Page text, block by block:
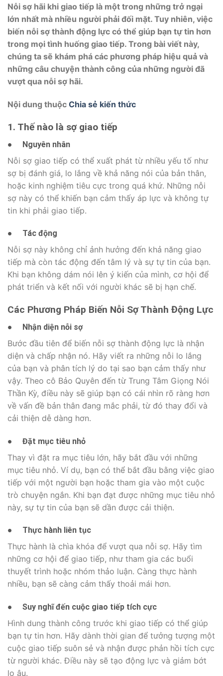
Nỗi sợ hãi khi giao tiếp là một trong những trở ngại
lớn nhất mà nhiều người phải đối mặt. Tuy nhiên, việc
biến nỗi sợ thành động lực có thể giúp bạn tự tin hơn
trong mọi tình huống giao tiếp. Trong bài viết này,
chúng ta sẽ khám phá các phương pháp hiệu quả và
những câu chuyện thành công của những người đã
vượt qua nỗi sợ hãi.
Nội dung thuộc Chia sẻ kiến thức
1. Thế nào là sợ giao tiếp
● Nguyên nhân
Nỗi sợ giao tiếp có thể xuất phát từ nhiều yếu tố như
sợ bị đánh giá, lo lắng về khả năng nói của bản thân,
hoặc kinh nghiệm tiêu cực trong quá khứ. Những nỗi
sợ này có thể khiến bạn cảm thấy áp lực và không tự
tin khi phải giao tiếp.
● Tác động
Nỗi sợ này không chỉ ảnh hưởng đến khả năng giao
tiếp mà còn tác động đến tâm lý và sự tự tin của bạn.
Khi bạn không dám nói lên ý kiến của mình, cơ hội để
phát triển và kết nối với người khác sẽ bị hạn chế.
Các Phương Pháp Biến Nỗi Sợ Thành Động Lực
● Nhận diện nỗi sợ
Bước đầu tiên để biến nỗi sợ thành động lực là nhận
diện và chấp nhận nó. Hãy viết ra những nỗi lo lắng
của bạn và phân tích lý do tại sao bạn cảm thấy như
vậy. Theo cô Bảo Quyên đến từ Trung Tâm Giọng Nói
Thần Kỳ, điều này sẽ giúp bạn có cái nhìn rõ ràng hơn
về vấn đề bản thân đang mắc phải, từ đó thay đổi và
cải thiện dễ dàng hơn.
● Đặt mục tiêu nhỏ
Thay vì đặt ra mục tiêu lớn, hãy bắt đầu với những
mục tiêu nhỏ. Ví dụ, bạn có thể bắt đầu bằng việc giao
tiếp với một người bạn hoặc tham gia vào một cuộc
trò chuyện ngắn. Khi bạn đạt được những mục tiêu nhỏ
này, sự tự tin của bạn sẽ dần được cải thiện.
● Thực hành liên tục
Thực hành là chìa khóa để vượt qua nỗi sợ. Hãy tìm
những cơ hội để giao tiếp, như tham gia các buổi
thuyết trình hoặc nhóm thảo luận. Càng thực hành
nhiều, bạn sẽ càng cảm thấy thoải mái hơn.
● Suy nghĩ đến cuộc giao tiếp tích cực
Hình dung thành công trước khi giao tiếp có thể giúp
bạn tự tin hơn. Hãy dành thời gian để tưởng tượng một
cuộc giao tiếp suôn sẻ và nhận được phản hồi tích cực
từ người khác. Điều này sẽ tạo động lực và giảm bớt
lo âu.